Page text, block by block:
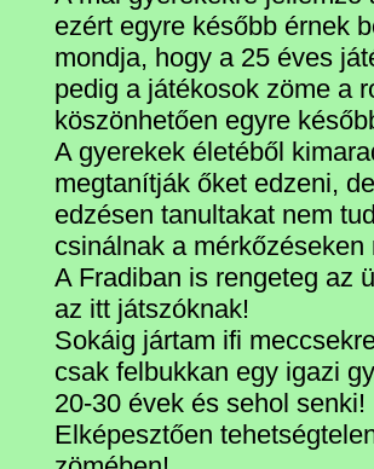
ezért egyre később érnek
mondja, hogy a 25 éves
pedig a játékosok zöme a
köszönhetően egyre
A gyerekek életéből
megtanítják őket edzeni,
edzésen tanultakat nem
csinálnak a mérkőzéseken
A Fradiban is rengeteg az
az itt játszóknak!
Sokáig jártam ifi
csak felbukkan egy igazi
20-30 évek és sehol senki!
Elképesztően